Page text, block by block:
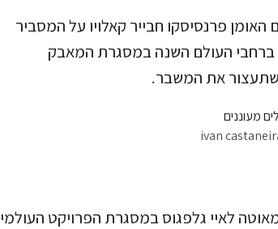
פרנסיסקו חבייר קאלויו על המסביר
ברחבי העולם השנה במסגרת המאבק
שתעצור את המשבר.
לאיי גלפגוס במסגרת הפרויקט העולמי